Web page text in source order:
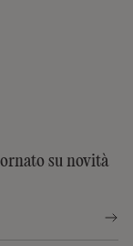
su novità